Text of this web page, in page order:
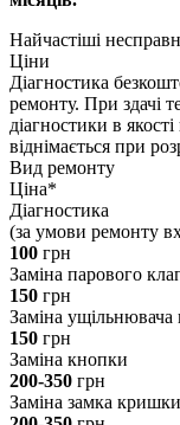
Найчастіші
Ціни
Діагностика
ремонту. При здачі
діагностики в
віднімається при
Вид ремонту
Ціна*
Діагностика
(за умови ремонту
100 грн
Заміна парового
150 грн
Заміна
150 грн
Заміна кнопки
200-350 грн
Заміна замка кришки